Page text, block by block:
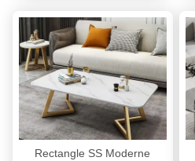
Rectangle SS Moderne